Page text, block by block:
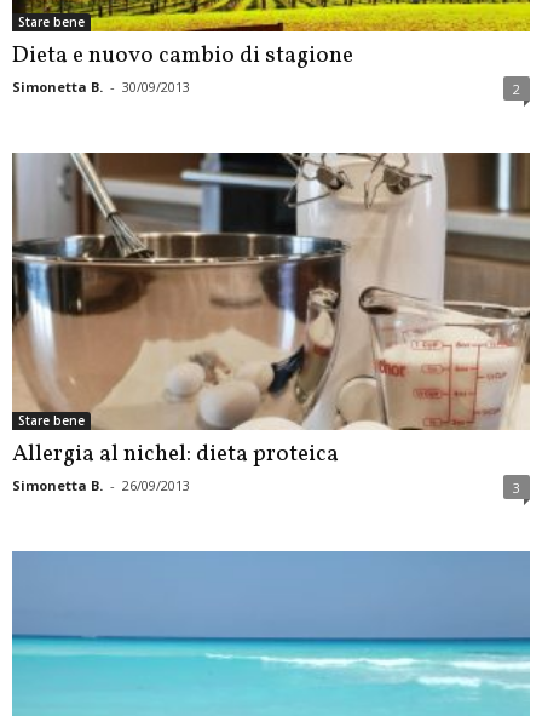
Stare bene
Dieta e nuovo cambio di stagione
Simonetta B. - 30/09/2013 2
Stare bene
Allergia al nichel: dieta proteica
Simonetta B. - 26/09/2013 3